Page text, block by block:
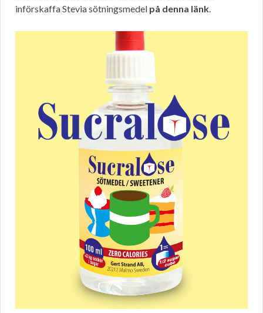
införskaffa Stevia sötningsmedel på denna länk.